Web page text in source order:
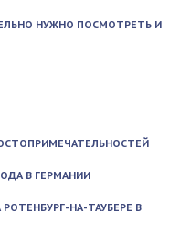
НУЖНО ПОСМОТРЕТЬ И
В ГЕРМАНИИ
НА-ТАУБЕРЕ В